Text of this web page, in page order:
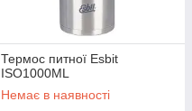
Термос питної Esbit
ISO1000ML
Немає в наявності